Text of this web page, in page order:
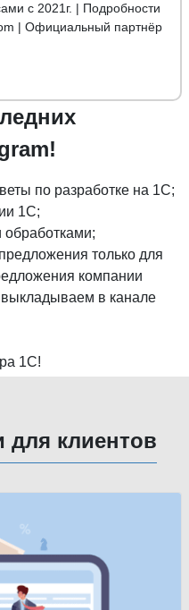
с 2021г. | Подробности
| Официальный партнёр
по разработке на 1С;
1С;
только для
компании
в канале
1С!
для клиентов